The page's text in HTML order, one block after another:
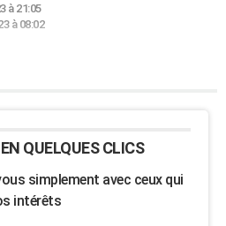
à 21:05
à 08:02
QUELQUES CLICS
simplement avec ceux qui
intérêts